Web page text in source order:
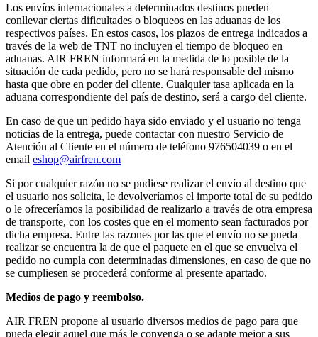
Los envíos internacionales a determinados destinos pueden
conllevar ciertas dificultades o bloqueos en las aduanas de los
respectivos países. En estos casos, los plazos de entrega indicados a
través de la web de TNT no incluyen el tiempo de bloqueo en
aduanas. AIR FREN informará en la medida de lo posible de la
situación de cada pedido, pero no se hará responsable del mismo
hasta que obre en poder del cliente. Cualquier tasa aplicada en la
aduana correspondiente del país de destino, será a cargo del cliente.
En caso de que un pedido haya sido enviado y el usuario no tenga
noticias de la entrega, puede contactar con nuestro Servicio de
Atención al Cliente en el número de teléfono 976504039 o en el
email eshop@airfren.com
Si por cualquier razón no se pudiese realizar el envío al destino que
el usuario nos solicita, le devolveríamos el importe total de su pedido
o le ofreceríamos la posibilidad de realizarlo a través de otra empresa
de transporte, con los costes que en el momento sean facturados por
dicha empresa. Entre las razones por las que el envío no se pueda
realizar se encuentra la de que el paquete en el que se envuelva el
pedido no cumpla con determinadas dimensiones, en caso de que no
se cumpliesen se procederá conforme al presente apartado.
Medios de pago y reembolso.
AIR FREN propone al usuario diversos medios de pago para que
pueda elegir aquel que más le convenga o se adapte mejor a sus